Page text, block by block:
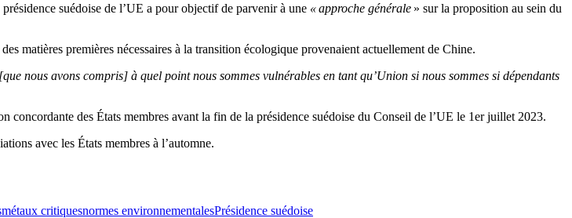
suédoise de l’UE a pour objectif de parvenir à une « approche générale » sur la proposition au sein du
matières premières nécessaires à la transition écologique provenaient actuellement de Chine.
nous avons compris] à quel point nous sommes vulnérables en tant qu’Union si nous sommes si dépendants
concordante des États membres avant la fin de la présidence suédoise du Conseil de l’UE le 1er juillet 2023.
avec les États membres à l’automne.
métaux critiquesnormes environnementalesPrésidence suédoise